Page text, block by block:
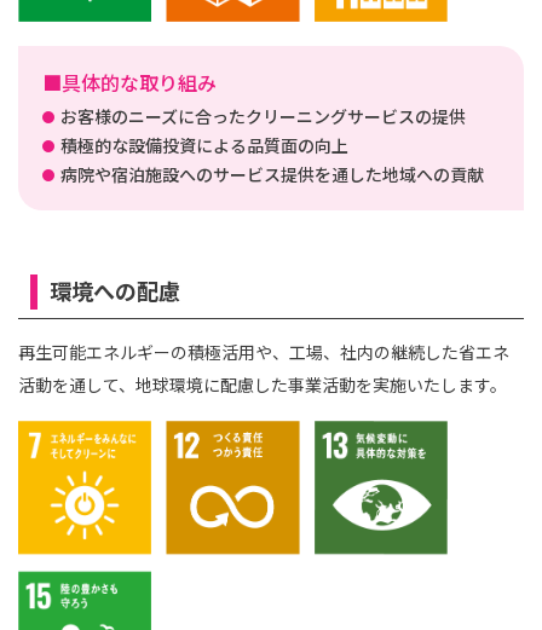
■具体的な取り組み
お客様のニーズに合ったクリーニングサービスの提供
積極的な設備投資による品質面の向上
病院や宿泊施設へのサービス提供を通した地域への貢献
環境への配慮
再生可能エネルギーの積極活用や、工場、社内の継続した省エネ
活動を通して、地球環境に配慮した事業活動を実施いたします。